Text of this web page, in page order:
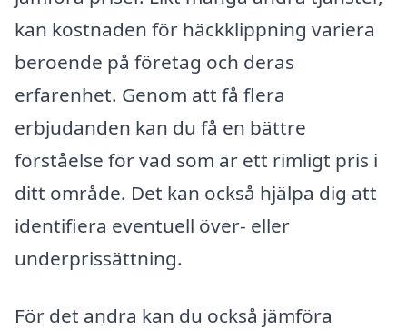
kan kostnaden för häckklippning variera
beroende på företag och deras
erfarenhet. Genom att få flera
erbjudanden kan du få en bättre
förståelse för vad som är ett rimligt pris i
ditt område. Det kan också hjälpa dig att
identifiera eventuell över- eller
underprissättning.
För det andra kan du också jämföra